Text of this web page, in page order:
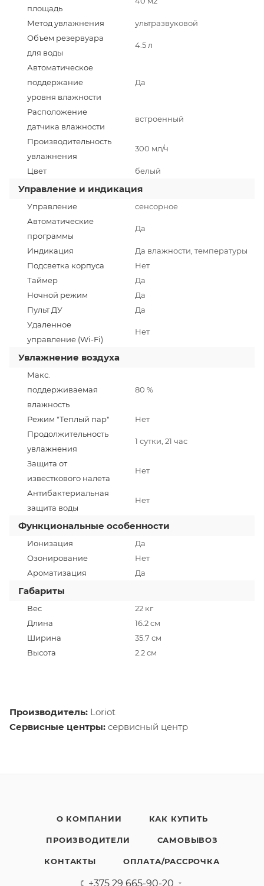
площадь
Метод увлажнения
ультразвуковой
Объем резервуара
для воды
4.5 л
Автоматическое
поддержание
уровня влажности
Да
Расположение
датчика влажности
встроенный
Производительность
увлажнения
300 мл/ч
Цвет белый
Управление и индикация
Управление
сенсорное
Автоматические
программы
Да
Индикация
Да влажности, температуры
Подсветка корпуса
Нет
Таймер
Да
Ночной режим
Да
Пульт ДУ
Да
Удаленное
управление (Wi-Fi)
Нет
Увлажнение воздуха
Макс.
поддерживаемая
влажность
80 %
Режим "Теплый пар"
Нет
Продолжительность
увлажнения
1 сутки, 21 час
Защита от
известкового налета
Нет
Антибактериальная
защита воды
Нет
Функциональные особенности
Ионизация
Да
Озонирование
Нет
Ароматизация
Да
Габариты
Вес
22 кг
Длина
16.2 cм
Ширина
35.7 см
Высота
2.2 см
Производитель: Loriot
Сервисные центры: сервисный центр
О КОМПАНИИ КАК КУПИТЬ
ПРОИЗВОДИТЕЛИ САМОВЫВОЗ
КОНТАКТЫ ОПЛАТА/РАССРОЧКА
+375 29 665-90-20